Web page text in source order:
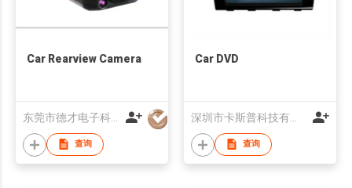
Car Rearview Camera
东莞市德才电子科技有限公司
查询
Car DVD
查询